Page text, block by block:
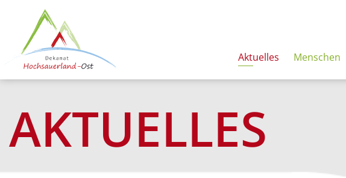
Aktuelles Menschen
AKTUELLES